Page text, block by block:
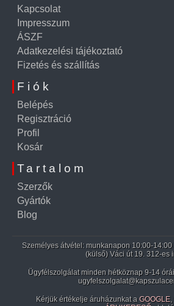
Kapcsolat
Impresszum
ÁSZF
Adatkezelési tájékoztató
Fizetés és szállítás
Fiók
Belépés
Regisztráció
Profil
Kosár
Tartalom
Szerzők
Gyártók
Blog
Személyes átvétel: munkanapon 10:00-14:00
(külső) Váci út 19. 312-es
Ügyfélszolgálat minden hétköznap 9-14
Kérjük értékelje áruházunkat a GOOGLE,